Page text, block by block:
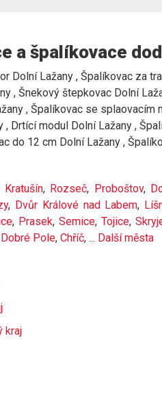
a špalíkovace
Dolní Lažany , Špalíkovac za
, Šnekový štepkovac Dolní
, Špalíkovac se splaovacím
, Drtící modul Dolní Lažany ,
do 12 cm Dolní Lažany ,
Kratušín, Rozseč, Proboštov,
, Dvůr Králové nad Labem,
, Prasek, Semice, Tojice,
Dobré Pole, Chříč, ... Další města
kraj